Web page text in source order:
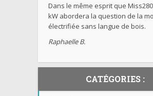
Dans le même esprit que
kW abordera la question de la
électrifiée sans langue de bois.
Raphaelle B.
CATÉGORIES :